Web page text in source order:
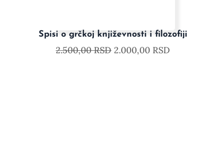
Spisi o grčkoj književnosti i filozofiji
2.500,00RSD 2.000,00 RSD